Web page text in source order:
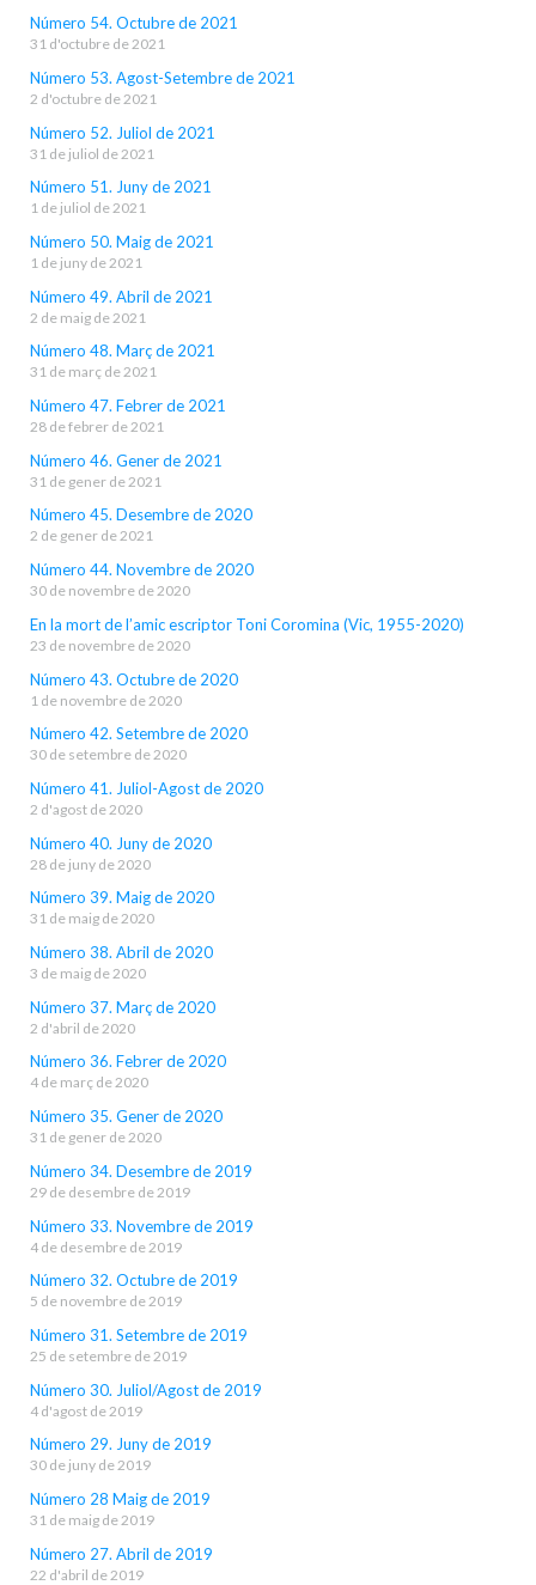
Número 54. Octubre de 2021
31 d'octubre de 2021
Número 53. Agost-Setembre de 2021
2 d'octubre de 2021
Número 52. Juliol de 2021
31 de juliol de 2021
Número 51. Juny de 2021
1 de juliol de 2021
Número 50. Maig de 2021
1 de juny de 2021
Número 49. Abril de 2021
2 de maig de 2021
Número 48. Març de 2021
31 de març de 2021
Número 47. Febrer de 2021
28 de febrer de 2021
Número 46. Gener de 2021
31 de gener de 2021
Número 45. Desembre de 2020
2 de gener de 2021
Número 44. Novembre de 2020
30 de novembre de 2020
En la mort de l’amic escriptor Toni Coromina (Vic, 1955-2020)
23 de novembre de 2020
Número 43. Octubre de 2020
1 de novembre de 2020
Número 42. Setembre de 2020
30 de setembre de 2020
Número 41. Juliol-Agost de 2020
2 d'agost de 2020
Número 40. Juny de 2020
28 de juny de 2020
Número 39. Maig de 2020
31 de maig de 2020
Número 38. Abril de 2020
3 de maig de 2020
Número 37. Març de 2020
2 d'abril de 2020
Número 36. Febrer de 2020
4 de març de 2020
Número 35. Gener de 2020
31 de gener de 2020
Número 34. Desembre de 2019
29 de desembre de 2019
Número 33. Novembre de 2019
4 de desembre de 2019
Número 32. Octubre de 2019
5 de novembre de 2019
Número 31. Setembre de 2019
25 de setembre de 2019
Número 30. Juliol/Agost de 2019
4 d'agost de 2019
Número 29. Juny de 2019
30 de juny de 2019
Número 28 Maig de 2019
31 de maig de 2019
Número 27. Abril de 2019
22 d'abril de 2019